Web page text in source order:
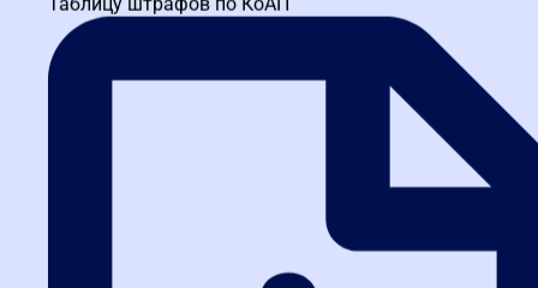
Практика
Минимум. Только
ошибок, судебной
Обратная
Эксперт укажет на
слабые места и даст
рекомендации.
установленного образца
— весомый аргумент для
FAQ: Ответы на самые частые